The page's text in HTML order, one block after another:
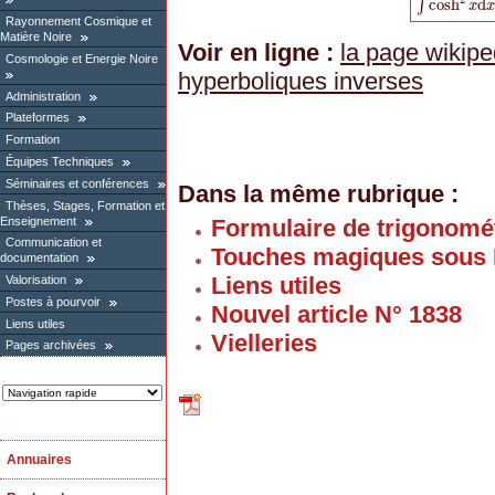
Rayonnement Cosmique et
Matière Noire
Cosmologie et Energie Noire
Administration
Plateformes
Formation
Équipes Techniques
Séminaires et conférences
Thèses, Stages, Formation et
Enseignement
Communication et
documentation
Valorisation
Postes à pourvoir
Liens utiles
Pages archivées
Annuaires
∫ cosh xdx
cosh2xdx=
Voir en ligne : la page
hyperboliques inverses
Dans la même rubrique :
Formulaire de
Touches magiques sous
Liens utiles
Nouvel article N° 1838
Vielleries